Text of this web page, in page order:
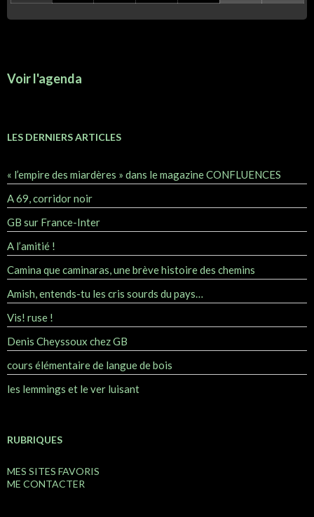
Voir l'agenda
LES DERNIERS ARTICLES
« l’empire des miardères » dans le magazine CONFLUENCES
A 69, corridor noir
GB sur France-Inter
A l’amitié !
Camina que caminaras, une brève histoire des chemins
Amish, entends-tu les cris sourds du pays…
Vis! ruse !
Denis Cheyssoux chez GB
cours élémentaire de langue de bois
les lemmings et le ver luisant
RUBRIQUES
MES SITES FAVORIS
ME CONTACTER